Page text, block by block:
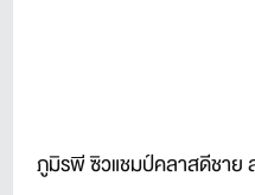
ภูมิรพี ซิวแชมป์คลาสดีชาย